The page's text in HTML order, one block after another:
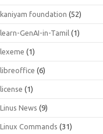
kaniyam foundation (52)
learn-GenAI-in-Tamil (1)
lexeme (1)
libreoffice (6)
license (1)
Linus News (9)
Linux Commands (31)